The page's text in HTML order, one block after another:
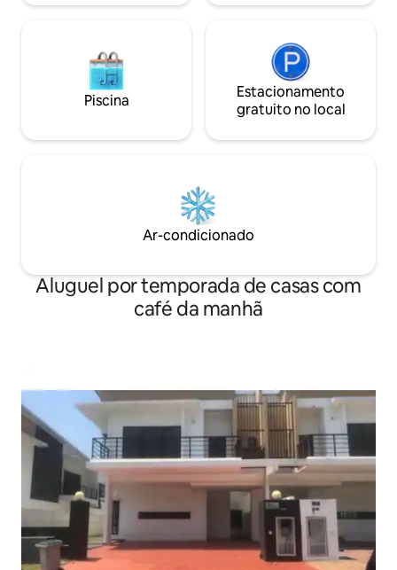
Piscina
Estacionamento
gratuito no local
Ar-condicionado
Aluguel por temporada de casas com
café da manhã